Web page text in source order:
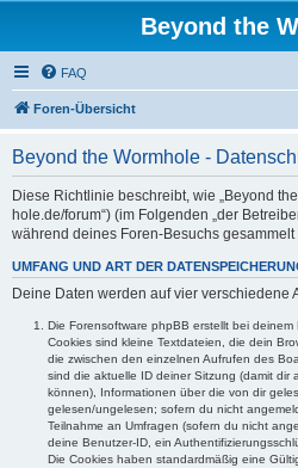
Beyond the
FAQ
Foren-Übersicht
Beyond the Wormhole -
Diese Richtlinie beschreibt, wie „Beyond
hole.de/forum“) (im Folgenden „der
während deines Foren-Besuchs gesammelt
UMFANG UND ART DER
Deine Daten werden auf vier verschiedene
Die Forensoftware phpBB erstellt bei
Cookies sind kleine Textdateien, die dein
die zwischen den einzelnen Aufrufen des
sind die aktuelle ID deiner Sitzung (damit dir
können), Informationen über die von dir
gelesen/ungelesen; sofern du nicht
Teilnahme an Umfragen (sofern du nicht
deine Benutzer-ID, ein
Die Cookies haben standardmäßig eine